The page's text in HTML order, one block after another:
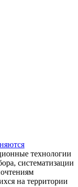
технологии
систематизации
на территории